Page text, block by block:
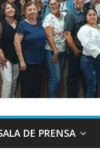
DE PRENSA